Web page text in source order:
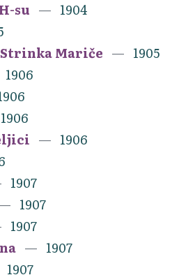
su
1904
Mariče
1905
1906
1906
1906
1907
1907
1907
1907
1907